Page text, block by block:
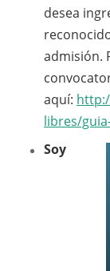
desea
admisión.
aquí:
libres/
Soy